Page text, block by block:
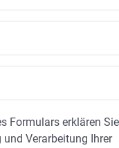
Formulars erklären Sie
Verarbeitung Ihrer